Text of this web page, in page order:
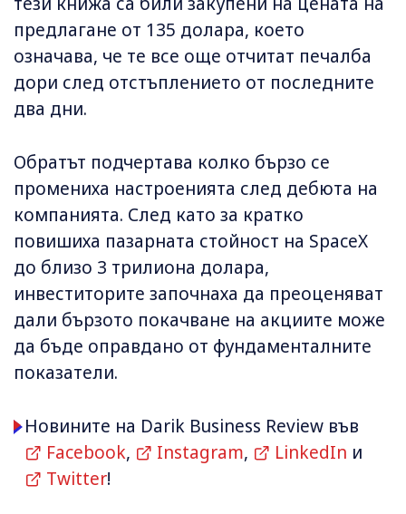
предлагане от 135 долара, което
означава, че те все още отчитат печалба
дори след отстъплението от последните
два дни.
Обратът подчертава колко бързо се
промениха настроенията след дебюта на
компанията. След като за кратко
повишиха пазарната стойност на SpaceX
до близо 3 трилиона долара,
инвеститорите започнаха да преоценяват
дали бързото покачване на акциите може
да бъде оправдано от фундаменталните
показатели.
Новините на Darik Business Review във
Facebook, Instagram, LinkedIn и
Twitter!